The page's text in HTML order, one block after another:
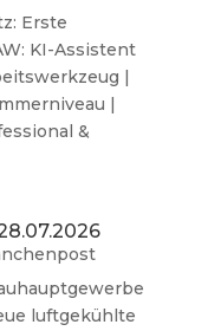
Erste
KI-Assistent
|
|
&
luftgekühlte